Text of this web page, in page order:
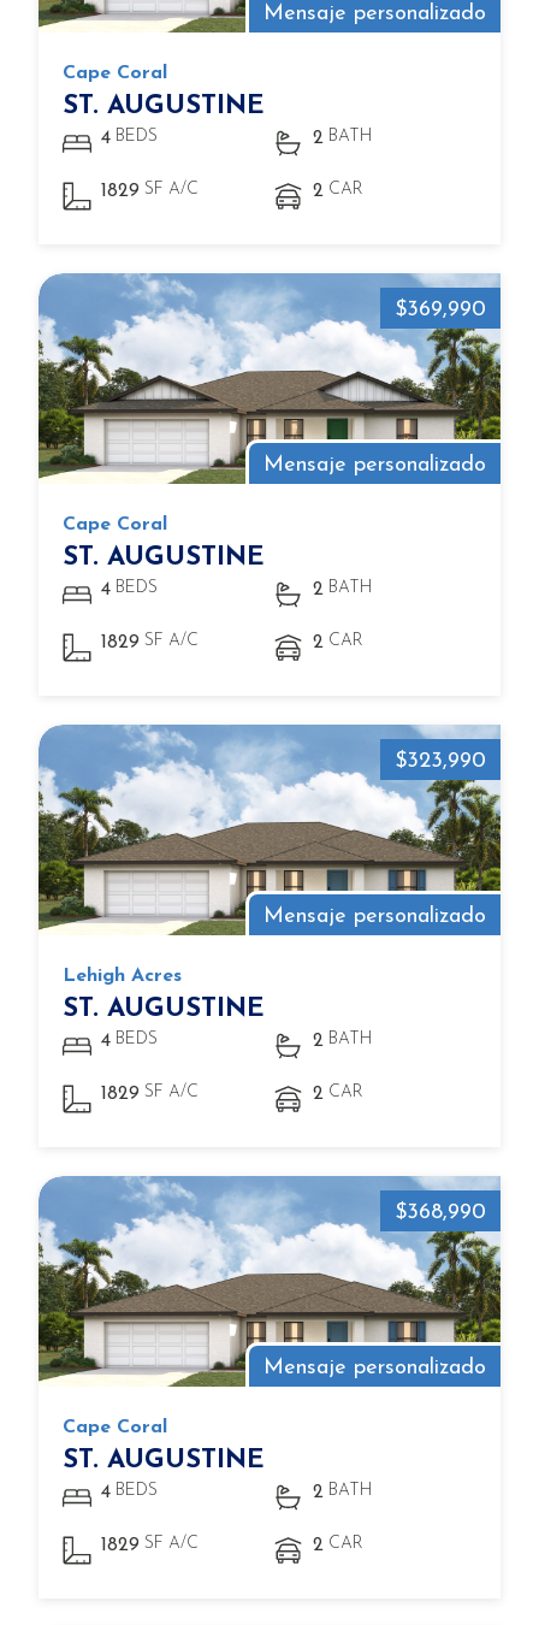
Mensaje personalizado
Cape Coral
ST. AUGUSTINE
4 BEDS 2 BATH
1829 SF A/C 2 CAR
Mensaje personalizado
$369,990
Cape Coral
ST. AUGUSTINE
4 BEDS 2 BATH
1829 SF A/C 2 CAR
Mensaje personalizado
$323,990
Lehigh Acres
ST. AUGUSTINE
4 BEDS 2 BATH
1829 SF A/C 2 CAR
Mensaje personalizado
$368,990
Cape Coral
ST. AUGUSTINE
4 BEDS 2 BATH
1829 SF A/C 2 CAR